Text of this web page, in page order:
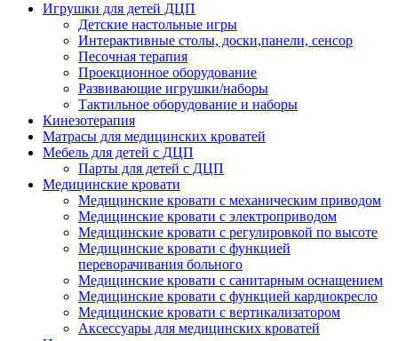
Игрушки для детей ДЦП
Детские настольные игры
Интерактивные столы, доски,панели, сенсор
Песочная терапия
Проекционное оборудование
Развивающие игрушки/наборы
Тактильное оборудование и наборы
Кинезотерапия
Матрасы для медицинских кроватей
Мебель для детей с ДЦП
Парты для детей с ДЦП
Медицинские кровати
Медицинские кровати с механическим приводом
Медицинские кровати с электроприводом
Медицинские кровати с регулировкой по высоте
Медицинские кровати с функцией
переворачивания больного
Медицинские кровати с санитарным оснащением
Медицинские кровати с функцией кардиокресло
Медицинские кровати с вертикализатором
Аксессуары для медицинских кроватей